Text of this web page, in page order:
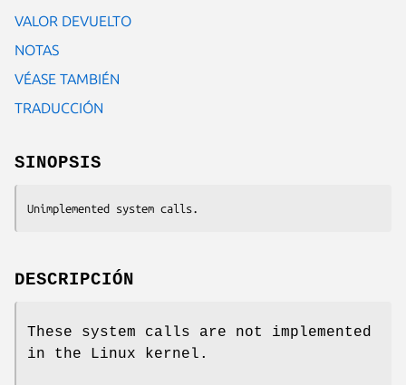
VALOR DEVUELTO
NOTAS
VÉASE TAMBIÉN
TRADUCCIÓN
SINOPSIS
Unimplemented system calls.
DESCRIPCIÓN
These system calls are not implemented
in the Linux kernel.